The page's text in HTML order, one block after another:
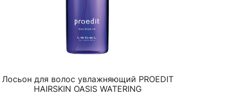
Лосьон для волос увлажняющий PROEDIT
HAIRSKIN OASIS WATERING